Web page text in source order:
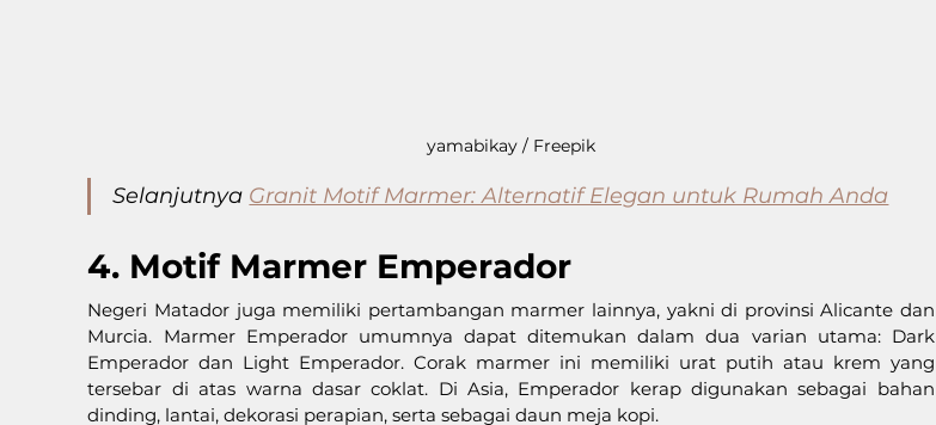
yamabikay / Freepik
Selanjutnya Granit Motif Marmer: Alternatif Elegan untuk Rumah Anda
4. Motif Marmer Emperador
Negeri Matador juga memiliki pertambangan marmer lainnya, yakni di provinsi Alicante dan
Murcia. Marmer Emperador umumnya dapat ditemukan dalam dua varian utama: Dark
Emperador dan Light Emperador. Corak marmer ini memiliki urat putih atau krem yang
tersebar di atas warna dasar coklat. Di Asia, Emperador kerap digunakan sebagai bahan
dinding, lantai, dekorasi perapian, serta sebagai daun meja kopi.